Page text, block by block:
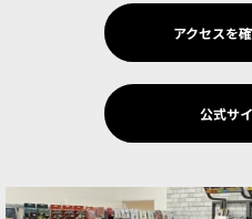
[スペースマリーン]
[
1点
射撃の名手である
影に潜み、ターゲ
イパー・ライフル
ティゲーター・ボ
アクセスを
公式サ